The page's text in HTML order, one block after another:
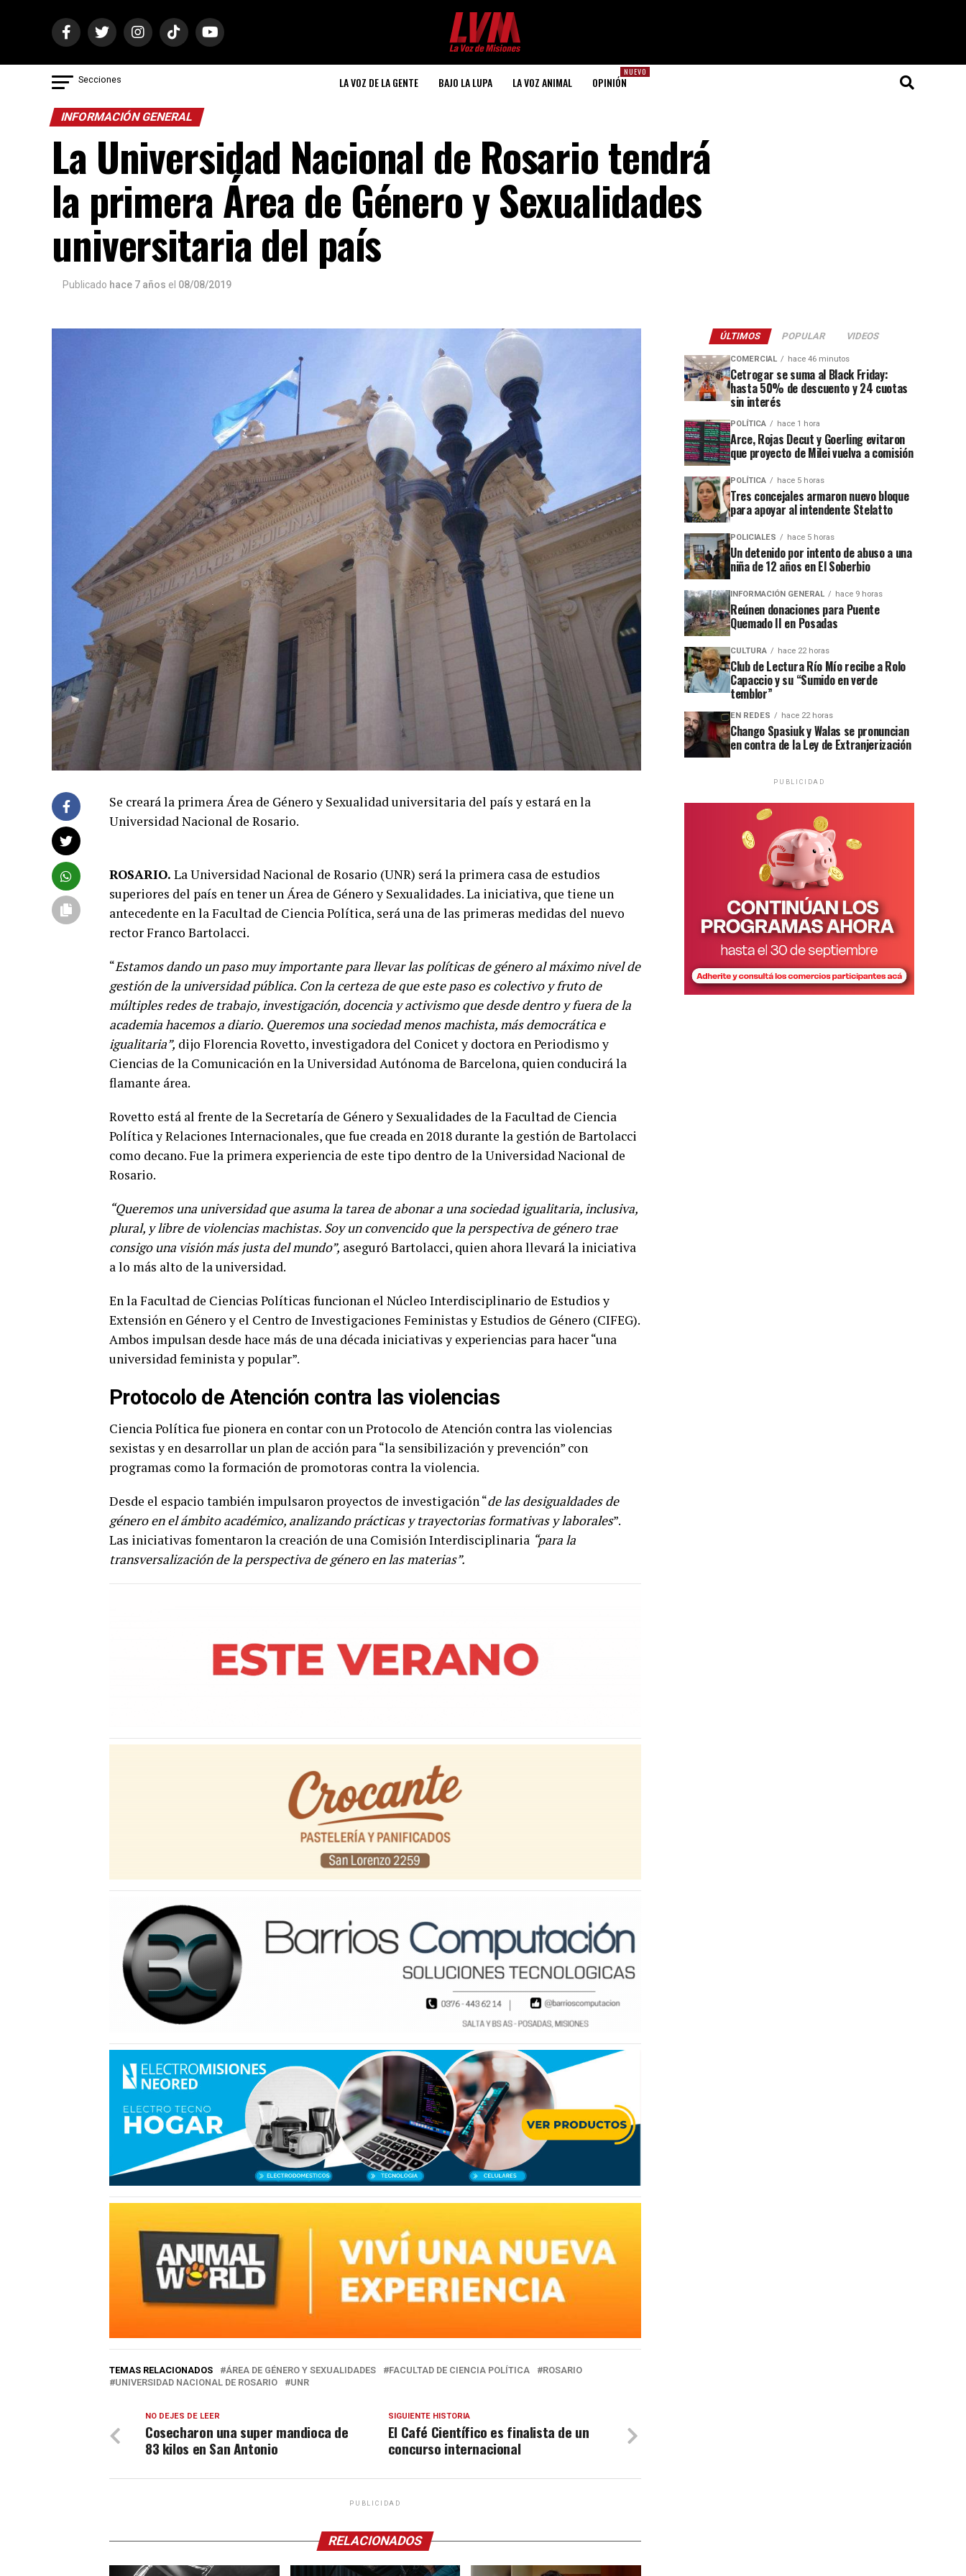
Secciones LA VOZ DE LA GENTE BAJO LA LUPA LA VOZ ANIMAL
NUEVO
OPINIÓN
INFORMACIÓN GENERAL
La Universidad Nacional de Rosario tendrá
la primera Área de Género y Sexualidades
universitaria del país
Publicado hace 7 años el 08/08/2019
Se creará la primera Área de Género y Sexualidad universitaria del país y estará en la
Universidad Nacional de Rosario.
ROSARIO. La Universidad Nacional de Rosario (UNR) será la primera casa de estudios
superiores del país en tener un Área de Género y Sexualidades. La iniciativa, que tiene un
antecedente en la Facultad de Ciencia Política, será una de las primeras medidas del nuevo
rector Franco Bartolacci.
“Estamos dando un paso muy importante para llevar las políticas de género al máximo nivel de
gestión de la universidad pública. Con la certeza de que este paso es colectivo y fruto de
múltiples redes de trabajo, investigación, docencia y activismo que desde dentro y fuera de la
academia hacemos a diario. Queremos una sociedad menos machista, más democrática e
igualitaria”, dijo Florencia Rovetto, investigadora del Conicet y doctora en Periodismo y
Ciencias de la Comunicación en la Universidad Autónoma de Barcelona, quien conducirá la
flamante área.
Rovetto está al frente de la Secretaría de Género y Sexualidades de la Facultad de Ciencia
Política y Relaciones Internacionales, que fue creada en 2018 durante la gestión de Bartolacci
como decano. Fue la primera experiencia de este tipo dentro de la Universidad Nacional de
Rosario.
“Queremos una universidad que asuma la tarea de abonar a una sociedad igualitaria, inclusiva,
plural, y libre de violencias machistas. Soy un convencido que la perspectiva de género trae
consigo una visión más justa del mundo”, aseguró Bartolacci, quien ahora llevará la iniciativa
a lo más alto de la universidad.
En la Facultad de Ciencias Políticas funcionan el Núcleo Interdisciplinario de Estudios y
Extensión en Género y el Centro de Investigaciones Feministas y Estudios de Género (CIFEG).
Ambos impulsan desde hace más de una década iniciativas y experiencias para hacer “una
universidad feminista y popular”.
Protocolo de Atención contra las violencias
Ciencia Política fue pionera en contar con un Protocolo de Atención contra las violencias
sexistas y en desarrollar un plan de acción para “la sensibilización y prevención” con
programas como la formación de promotoras contra la violencia.
Desde el espacio también impulsaron proyectos de investigación “de las desigualdades de
género en el ámbito académico, analizando prácticas y trayectorias formativas y laborales”.
Las iniciativas fomentaron la creación de una Comisión Interdisciplinaria “para la
transversalización de la perspectiva de género en las materias”.
TEMAS RELACIONADOS ÁREA DE GÉNERO Y SEXUALIDADES FACULTAD DE CIENCIA POLÍTICA
ROSARIO
UNIVERSIDAD NACIONAL DE ROSARIO
UNR
SIGUIENTE HISTORIA
El Café Científico es finalista de un
concurso internacional
NO DEJES DE LEER
Cosecharon una super mandioca de
83 kilos en San Antonio
PUBLICIDAD
RELACIONADOS
ÚLTIMOS POPULAR VIDEOS
COMERCIAL hace 46 minutos
Cetrogar se suma al Black Friday:
hasta 50% de descuento y 24 cuotas
sin interés
POLÍTICA hace 1 hora
Arce, Rojas Decut y Goerling evitaron
que proyecto de Milei vuelva a comisión
POLÍTICA hace 5 horas
Tres concejales armaron nuevo bloque
para apoyar al intendente Stelatto
POLICIALES hace 5 horas
Un detenido por intento de abuso a una
niña de 12 años en El Soberbio
INFORMACIÓN GENERAL hace 9 horas
Reúnen donaciones para Puente
Quemado II en Posadas
CULTURA hace 22 horas
Club de Lectura Río Mío recibe a Rolo
Capaccio y su “Sumido en verde
temblor”
EN REDES hace 22 horas
Chango Spasiuk y Walas se pronuncian
en contra de la Ley de Extranjerización
PUBLICIDAD